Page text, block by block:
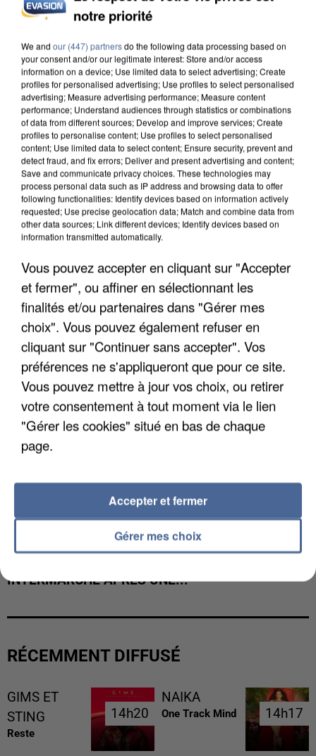
UN SECOND CADRE DE LA DZ MAFIA
UNE TOURISTE DE L’OISE EMPORTÉE PAR UNE
COULÉE DE BOUE EN HAUTE-SAVOIE
INTERMARCHÉ APRÈS UNE...
RÉCEMMENT DIFFUSÉ
GIMS ET
STING
Reste
14h20
14h20
NAIKA
One Track Mind 14h17
14h17
notre priorité
We and our (447) partnersdo the following data processing based on
your consent and/or our legitimate interest: Store and/or access
information on a device; Use limited data to select advertising; Create
profiles for personalised advertising; Use profiles to select personalised
advertising; Measure advertising performance; Measure content
performance; Understand audiences through statistics or combinations
of data from different sources; Develop and improve services; Create
profiles to personalise content; Use profiles to select personalised
content; Use limited data to select content; Ensure security, prevent and
detect fraud, and fix errors; Deliver and present advertising and content;
Save and communicate privacy choices. These technologies may
process personal data such as IP address and browsing data to offer
following functionalities: Identify devices based on information actively
requested; Use precise geolocation data; Match and combine data from
other data sources; Link different devices; Identify devices based on
information transmitted automatically.
Vous pouvez accepter en cliquant sur "Accepter
et fermer", ou affiner en sélectionnant les
finalités et/ou partenaires dans "Gérer mes
choix". Vous pouvez également refuser en
cliquant sur "Continuer sans accepter". Vos
préférences ne s'appliqueront que pour ce site.
Vous pouvez mettre à jour vos choix, ou retirer
votre consentement à tout moment via le lien
"Gérer les cookies" situé en bas de chaque
page.
Gérer mes choix
Accepter et fermer